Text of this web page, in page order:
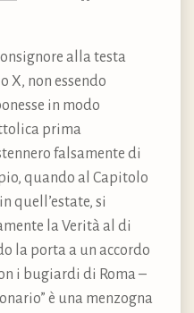
alla testa
X, non essendo
in modo
prima
falsamente di
quando al Capitolo
quell’estate, si
la Verità al di
la porta a un accordo
i bugiardi di Roma –
è una menzogna